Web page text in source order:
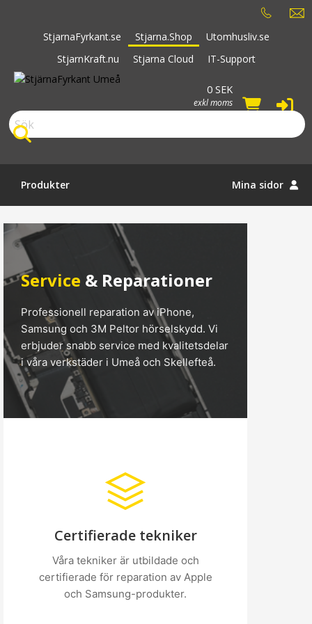
StjarnaFyrkant.se Stjarna.Shop
Utomhusliv.se
StjarnKraft.nu
Stjarna Cloud IT-Support
0 SEK
exkl moms
Sök
Produkter Mina sidor
Service & Reparationer
Professionell reparation av iPhone,
Samsung och 3M Peltor hörselskydd. Vi
erbjuder snabb service med kvalitetsdelar
i våra verkstäder i Umeå och Skellefteå.
Certifierade tekniker
Våra tekniker är utbildade och
certifierade för reparation av Apple
och Samsung-produkter.